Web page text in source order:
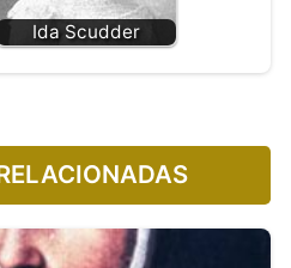
Ida Scudder